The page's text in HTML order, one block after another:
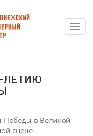
ЛЕТИЮ
Победы в Великой
сцене